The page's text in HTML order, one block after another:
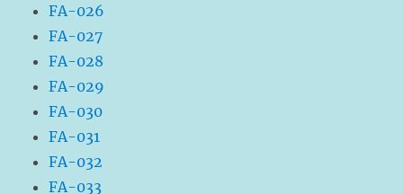
FA-026
FA-027
FA-028
FA-029
FA-030
FA-031
FA-032
FA-033